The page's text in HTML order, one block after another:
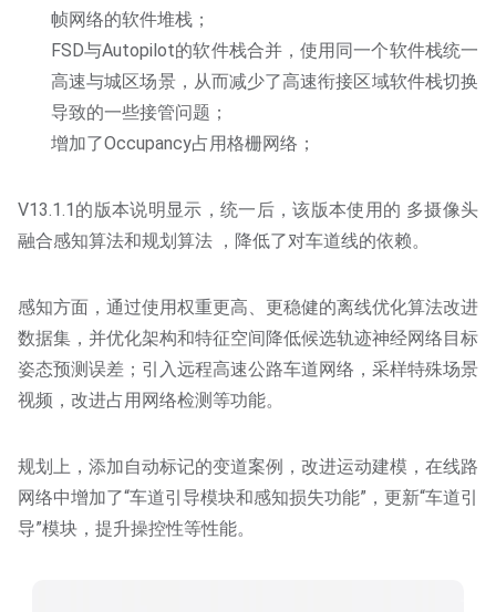
帧网络的软件堆栈；
FSD与Autopilot的软件栈合并，使用同一个软件栈统一
高速与城区场景，从而减少了高速衔接区域软件栈切换
导致的一些接管问题；
增加了Occupancy占用格栅网络；
V13.1.1的版本说明显示，统一后，该版本使用的 多摄像头
融合感知算法和规划算法 ，降低了对车道线的依赖。
感知方面，通过使用权重更高、更稳健的离线优化算法改进
数据集，并优化架构和特征空间降低候选轨迹神经网络目标
姿态预测误差；引入远程高速公路车道网络，采样特殊场景
视频，改进占用网络检测等功能。
规划上，添加自动标记的变道案例，改进运动建模，在线路
网络中增加了“车道引导模块和感知损失功能”，更新“车道引
导”模块，提升操控性等性能。